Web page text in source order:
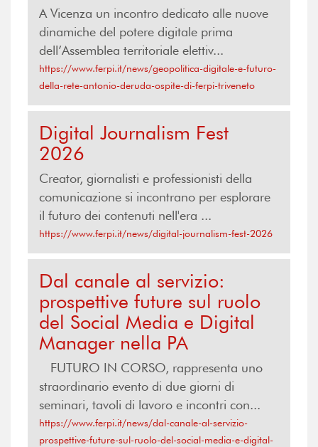
A Vicenza un incontro dedicato alle nuove
dinamiche del potere digitale prima
dell’Assemblea territoriale elettiv...
https://www.ferpi.it/news/geopolitica-digitale-e-futuro-
della-rete-antonio-deruda-ospite-di-ferpi-triveneto
Digital Journalism Fest
2026
Creator, giornalisti e professionisti della
comunicazione si incontrano per esplorare
il futuro dei contenuti nell'era ...
https://www.ferpi.it/news/digital-journalism-fest-2026
Dal canale al servizio:
prospettive future sul ruolo
del Social Media e Digital
Manager nella PA
FUTURO IN CORSO, rappresenta uno
straordinario evento di due giorni di
seminari, tavoli di lavoro e incontri con...
https://www.ferpi.it/news/dal-canale-al-servizio-
prospettive-future-sul-ruolo-del-social-media-e-digital-